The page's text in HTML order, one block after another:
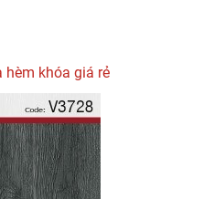
hèm khóa giá rẻ